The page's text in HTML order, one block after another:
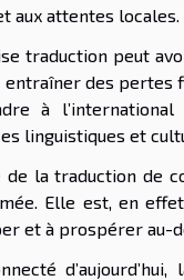
aux attentes locales.
traduction peut
des pertes
à
linguistiques et
de la traduction de
Elle est, en
et à prospérer au-